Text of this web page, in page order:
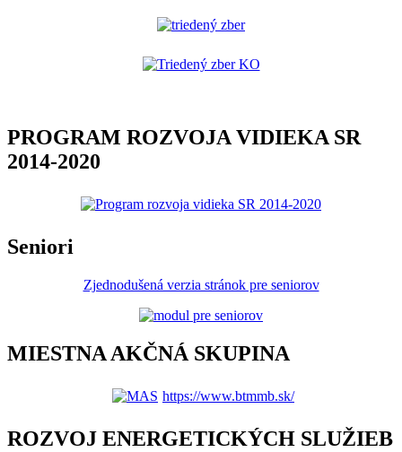
PROGRAM ROZVOJA VIDIEKA SR
2014-2020
Seniori
Zjednodušená verzia stránok pre seniorov
MIESTNA AKČNÁ SKUPINA
https://www.btmmb.sk/
ROZVOJ ENERGETICKÝCH SLUŽIEB